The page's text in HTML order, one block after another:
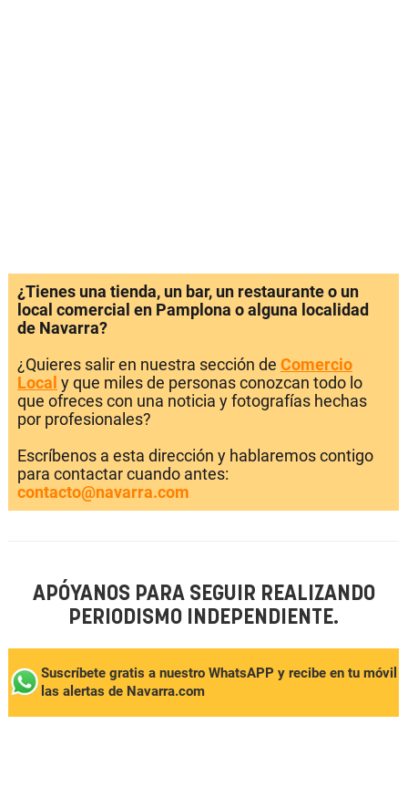
¿Tienes una tienda, un bar, un restaurante o un
local comercial en Pamplona o alguna localidad
de Navarra?
¿Quieres salir en nuestra sección de Comercio
Local y que miles de personas conozcan todo lo
que ofreces con una noticia y fotografías hechas
por profesionales?
Escríbenos a esta dirección y hablaremos contigo
para contactar cuando antes:
contacto@navarra.com
APÓYANOS PARA SEGUIR REALIZANDO
PERIODISMO INDEPENDIENTE.
Suscríbete gratis a nuestro WhatsAPP y recibe en tu móvil
las alertas de Navarra.com